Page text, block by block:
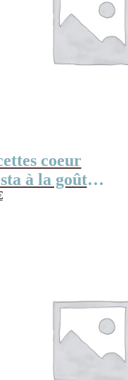
coeur
à la goût
x 3